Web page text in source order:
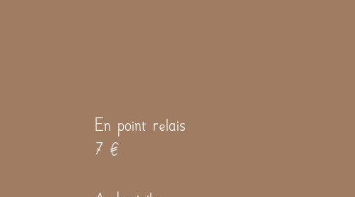
En point relais
7 €
A domicile